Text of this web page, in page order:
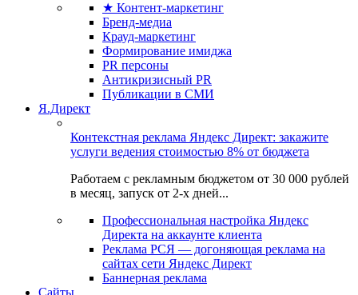
★ Контент-маркетинг
Бренд-медиа
Крауд-маркетинг
Формирование имиджа
PR персоны
Антикризисный PR
Публикации в СМИ
Я.Директ
Контекстная реклама Яндекс Директ: закажите
услуги ведения стоимостью 8% от бюджета
Работаем с рекламным бюджетом от 30 000 рублей
в месяц, запуск от 2-х дней...
Профессиональная настройка Яндекс
Директа на аккаунте клиента
Реклама РСЯ — догоняющая реклама на
сайтах сети Яндекс Директ
Баннерная реклама
Сайты